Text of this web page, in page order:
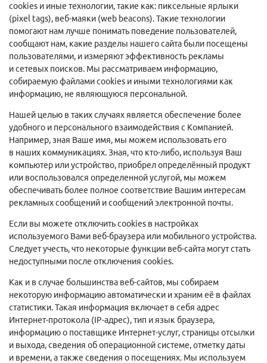
cookies и иные технологии, такие как: пиксельные ярлыки
(pixel tags), веб-маяки (web beacons). Такие технологии
помогают нам лучше понимать поведение пользователей,
сообщают нам, какие разделы нашего сайта были посещены
пользователями, и измеряют эффективность рекламы
и сетевых поисков. Мы рассматриваем информацию,
собираемую файлами cookies и иными технологиями как
информацию, не являющуюся персональной.
Нашей целью в таких случаях является обеспечение более
удобного и персонального взаимодействия с Компанией.
Например, зная Ваше имя, мы можем использовать его
в наших коммуникациях. Зная, что кто-либо, используя Ваш
компьютер или устройство, приобрел определённый продукт
или воспользовался определенной услугой, мы можем
обеспечивать более полное соответствие Вашим интересам
рекламных сообщений и сообщений электронной почты.
Если вы можете отключить cookies в настройках
используемого Вами веб-браузера или мобильного устройства.
Следует учесть, что некоторые функции веб-сайта могут стать
недоступными после отключения cookies.
Как и в случае большинства веб-сайтов, мы собираем
некоторую информацию автоматически и храним её в файлах
статистики. Такая информация включает в себя адрес
Интернет-протокола (IP-адрес), тип и язык браузера,
информацию о поставщике Интернет-услуг, страницы отсылки
и выхода, сведения об операционной системе, отметку даты
и времени, а также сведения о посещениях. Мы используем